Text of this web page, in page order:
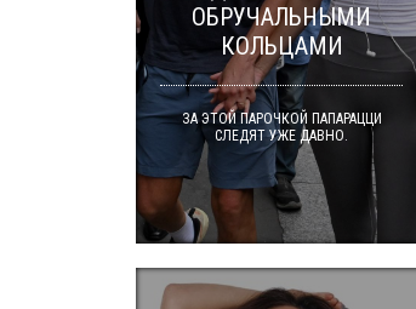
ОБРУЧАЛЬНЫМИ
КОЛЬЦАМИ
ЗА ЭТОЙ ПАРОЧКОЙ ПАПАРАЦЦИ
СЛЕДЯТ УЖЕ ДАВНО.